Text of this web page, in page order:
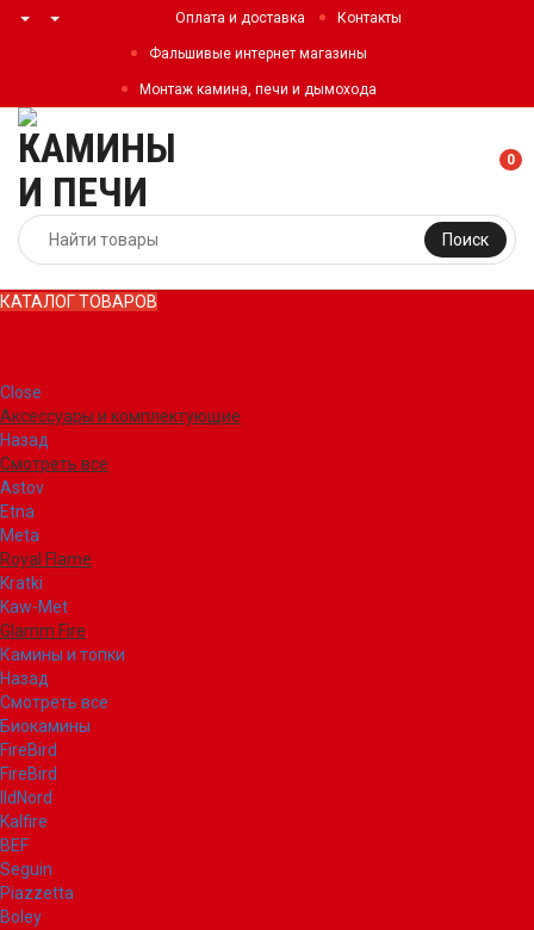
Оплата и доставка Контакты
Фальшивые интернет магазины
Монтаж камина, печи и дымохода
Поиск
0
КАТАЛОГ ТОВАРОВ
Close
Аксессуары и комплектующие
Назад
Смотреть все
Astov
Etna
Meta
Royal Flame
Kratki
Kaw-Met
Glamm Fire
Камины и топки
Назад
Смотреть все
Биокамины
FireBird
FireBird
IldNord
Kalfire
BEF
Seguin
Piazzetta
Boley